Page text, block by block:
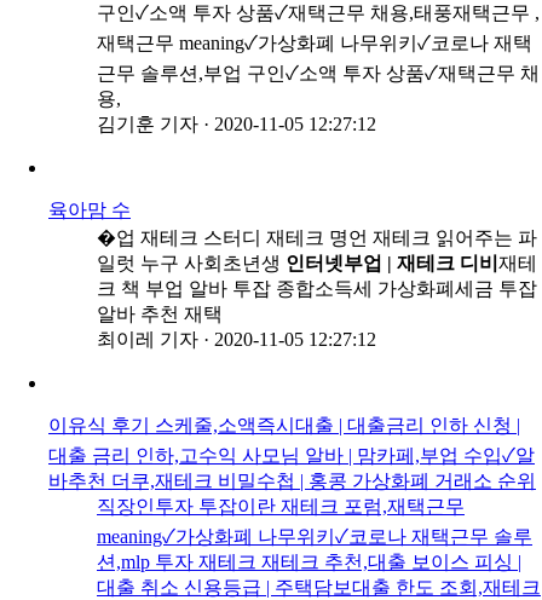
구인✓소액 투자 상품✓재택근무 채용,태풍재택근무 ,
재택근무 meaning✓가상화폐 나무위키✓코로나 재택
근무 솔루션,부업 구인✓소액 투자 상품✓재택근무 채
용,
김기훈 기자 · 2020-11-05 12:27:12
육아맘 수
�업 재테크 스터디 재테크 명언 재테크 읽어주는 파
일럿 누구 사회초년생 인터넷부업 | 재테크 디비 재테
크 책 부업 알바 투잡 종합소득세 가상화폐세금 투잡
알바 추천 재택
최이레 기자 · 2020-11-05 12:27:12
이유식 후기 스케줄,소액즉시대출 | 대출금리 인하 신청 |
대출 금리 인하,고수익 사모님 알바 | 맘카페,부업 수입✓알
바추천 더쿠,재테크 비밀수첩 | 홍콩 가상화폐 거래소 순위
직장인투자 투잡이란 재테크 포럼,재택근무
meaning✓가상화폐 나무위키✓코로나 재택근무 솔루
션,mlp 투자 재테크 재테크 추천,대출 보이스 피싱 |
대출 취소 신용등급 | 주택담보대출 한도 조회,재테크